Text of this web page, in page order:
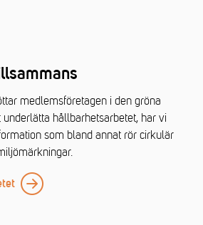
medlemsföretagen i den gröna
hållbarhetsarbetet, har vi
som bland annat rör cirkulär